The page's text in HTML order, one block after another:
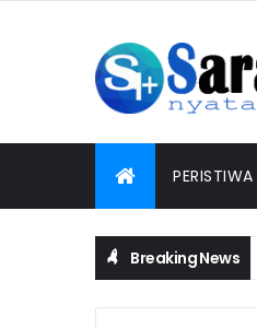
PERISTIWA
Breaking News